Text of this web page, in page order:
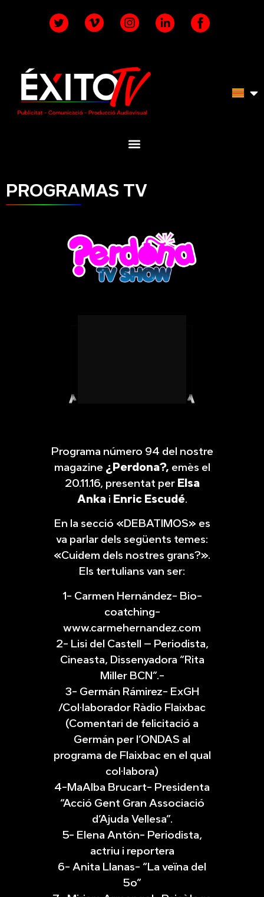
PROGRAMAS TV
Programa número 94 del nostre
magazine ¿Perdona?, emès el
20.11.16, presentat per Elsa
Ankai Enric Escudé.
En la secció «DEBATIMOS» es
va parlar dels següents temes:
«Cuidem dels nostres grans?».
Els tertulians van ser:
1- Carmen Hernández- Bio-
coatching-
www.carmehernandez.com
2- Lisi del Castell – Periodista,
Cineasta, Dissenyadora “Rita
Miller BCN”.-
3- Germán Rámirez- ExGH
/Col·laborador Ràdio Flaixbac
(Comentari de felicitació a
Germán per l’ONDAS al
programa de Flaixbac en el qual
col·labora)
4-MaAlba Brucart- Presidenta
“Acció Gent Gran Associació
d’Ajuda Vellesa”.
5- Elena Antón- Periodista,
actriu i reportera
6- Anita Llanas- “La veïna del
5o”